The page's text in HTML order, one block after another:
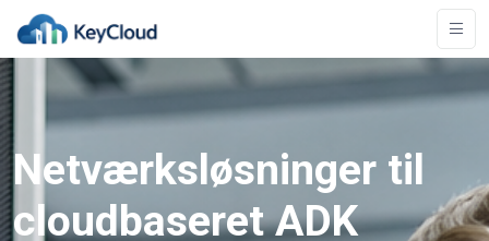
Netværksløsninger til
cloudbaseret ADK